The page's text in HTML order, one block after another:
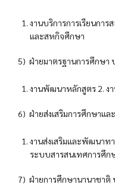
งานบริการการเรียนกา
และสหกิจศึกษา
5) ฝ่ายมาตรฐานการศึกษา
งานพัฒนาหลักสูตร 2. ง
6) ฝ่ายส่งเสริมการศึกษาแล
งานส่งเสริมและพัฒนาท
ระบบสารสนเทศการศึก
7) ฝ่ายการศึกษานานาชาติ